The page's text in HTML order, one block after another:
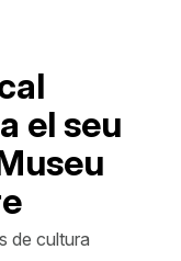
el seu
de cultura